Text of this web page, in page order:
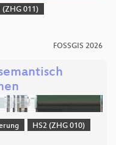
(ZHG 011)
FOSSGIS 2026
HS2 (ZHG 010)